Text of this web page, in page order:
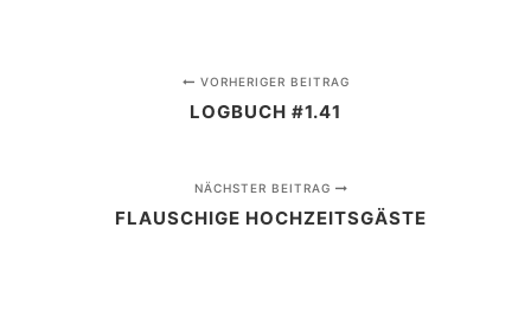
VORHERIGER BEITRAG
LOGBUCH #1.41
NÄCHSTER BEITRAG
FLAUSCHIGE HOCHZEITSGÄSTE